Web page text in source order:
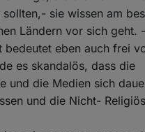
sie wissen am
Ländern vor sich geht. -
bedeutet eben auch frei
es skandalös, dass die
und die Medien sich
und die Nicht-